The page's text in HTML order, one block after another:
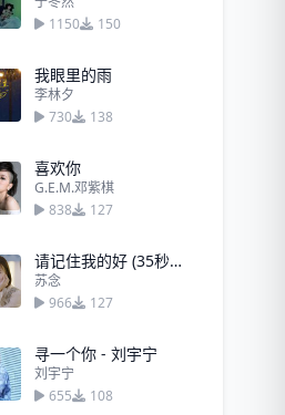
1150
150
我眼里的雨
李林夕
730
138
喜欢你
G.E.M.邓紫棋
838
127
请记住我的好 (35秒女声版)
苏念
966
127
寻一个你 - 刘宇宁
刘宇宁
655
108